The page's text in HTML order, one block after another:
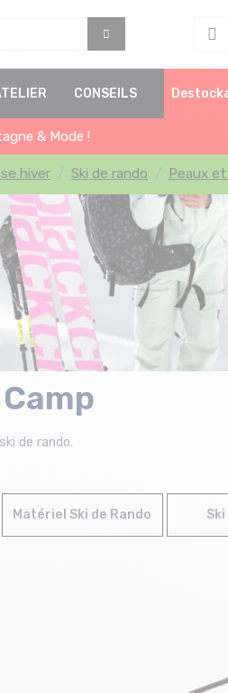
CONSEILS
& Mode !
hiver Ski de rando Peaux
de rando.
Matériel Ski de Rando Ski